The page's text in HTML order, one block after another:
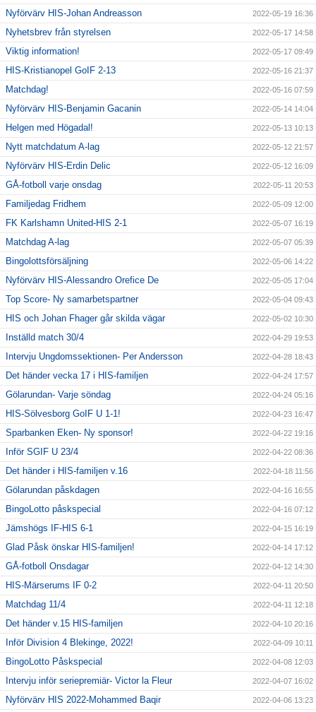
Nyförvärv HIS-Johan Andreasson 2022-05-19 16:36
Nyhetsbrev från styrelsen 2022-05-17 14:58
Viktig information! 2022-05-17 09:49
HIS-Kristianopel GoIF 2-13 2022-05-16 21:37
Matchdag! 2022-05-16 07:59
Nyförvärv HIS-Benjamin Gacanin 2022-05-14 14:04
Helgen med Högadal! 2022-05-13 10:13
Nytt matchdatum A-lag 2022-05-12 21:57
Nyförvärv HIS-Erdin Delic 2022-05-12 16:09
GÅ-fotboll varje onsdag 2022-05-11 20:53
Familjedag Fridhem 2022-05-09 12:00
FK Karlshamn United-HIS 2-1 2022-05-07 16:19
Matchdag A-lag 2022-05-07 05:39
Bingolottsförsäljning 2022-05-06 14:22
Nyförvärv HIS-Alessandro Orefice De 2022-05-05 17:04
Top Score- Ny samarbetspartner 2022-05-04 09:43
HIS och Johan Fhager går skilda vägar 2022-05-02 10:30
Inställd match 30/4 2022-04-29 19:53
Intervju Ungdomssektionen- Per Andersson 2022-04-28 18:43
Det händer vecka 17 i HIS-familjen 2022-04-24 17:57
Gölarundan- Varje söndag 2022-04-24 05:16
HIS-Sölvesborg GoIF U 1-1! 2022-04-23 16:47
Sparbanken Eken- Ny sponsor! 2022-04-22 19:16
Inför SGIF U 23/4 2022-04-22 08:36
Det händer i HIS-familjen v.16 2022-04-18 11:56
Gölarundan påskdagen 2022-04-16 16:55
BingoLotto påskspecial 2022-04-16 07:12
Jämshögs IF-HIS 6-1 2022-04-15 16:19
Glad Påsk önskar HIS-familjen! 2022-04-14 17:12
GÅ-fotboll Onsdagar 2022-04-12 14:30
HIS-Märserums IF 0-2 2022-04-11 20:50
Matchdag 11/4 2022-04-11 12:18
Det händer v.15 HIS-familjen 2022-04-10 20:16
Inför Division 4 Blekinge, 2022! 2022-04-09 10:11
BingoLotto Påskspecial 2022-04-08 12:03
Intervju inför seriepremiär- Victor la Fleur 2022-04-07 16:02
Nyförvärv HIS 2022-Mohammed Baqir 2022-04-06 13:23